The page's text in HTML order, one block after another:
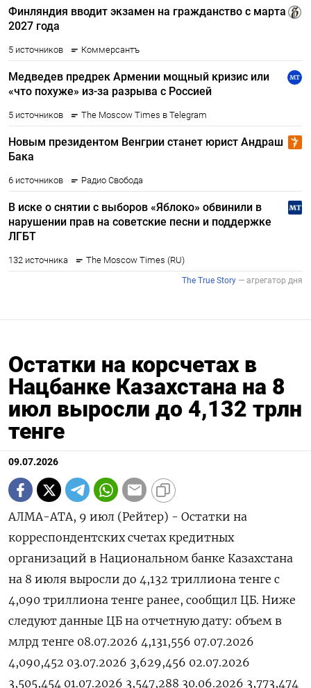
Остатки на корсчетах в
Нацбанке Казахстана на 8
июл выросли до 4,132 трлн
тенге
09.07.2026
АЛМА-АТА, 9 июл (Рейтер) - ‌Остатки ​на
корреспондентских счетах ​кредитных ​
организаций ⁠в ‌Национальном ‌банке Казахстана ​
на 8 ‌июля ​выросли до ‌4,132 триллиона тенге ​с ​
4,090 ‌триллиона ​тенге ранее, сообщил ЦБ. Ниже
следуют ​данные ⁠ЦБ на ‌отчетную ‌дату: объем в
млрд ​тенге 08.07.2026 4,131,556 07.07.2026
4,090,452 03.07.2026 3,629,456 02.07.2026
3,505,454 01.07.2026 3,547,288 30.06.2026 3,773,474